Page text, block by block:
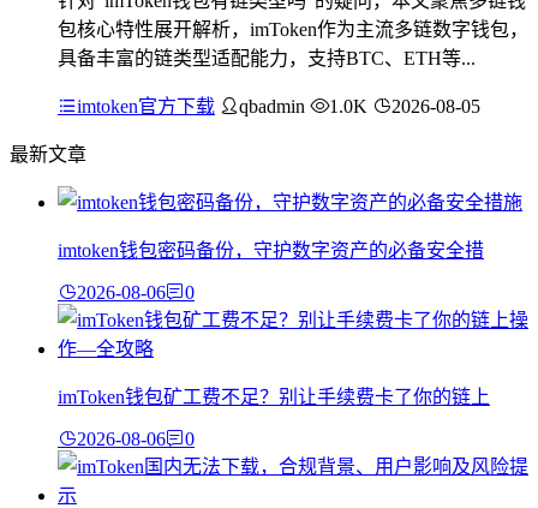
包核心特性展开解析，imToken作为主流多链数字钱包，
具备丰富的链类型适配能力，支持BTC、ETH等...
imtoken官方下载 qbadmin 1.0K 2026-08-05
最新文章
imtoken钱包密码备份，守护数字资产的必备安全措
2026-08-06 0
imToken钱包矿工费不足？别让手续费卡了你的链上
2026-08-06 0